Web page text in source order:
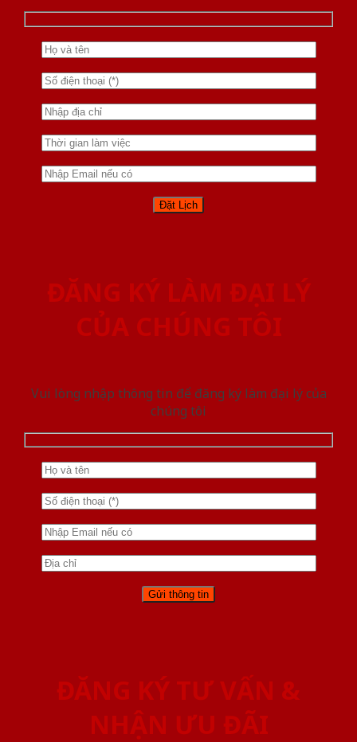
ĐĂNG KÝ LÀM ĐẠI LÝ
CỦA CHÚNG TÔI
Vui lòng nhập thông tin để đăng ký làm đại lý của
chúng tôi
ĐĂNG KÝ TƯ VẤN &
NHẬN ƯU ĐÃI